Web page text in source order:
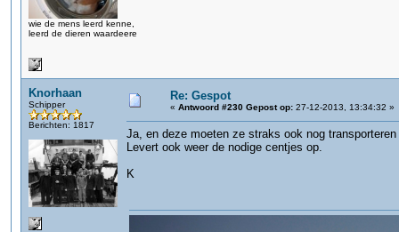
wie de mens leerd kenne,
leerd de dieren waardeere
Knorhaan
Schipper
Berichten: 1817
Re: Gespot
« Antwoord #230 Gepost op: 27-12-2013, 13:34:32 »
Ja, en deze moeten ze straks ook nog
Levert ook weer de nodige centjes op.
K